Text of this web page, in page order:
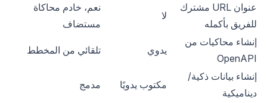
عنوان URL مشترك
للفريق بأكمله
لا
نعم، خادم محاكاة
مستضاف
إنشاء محاكيات من
OpenAPI
يدوي تلقائي من المخطط
إنشاء بيانات ذكية/
ديناميكية
مكتوب يدويًا مدمج